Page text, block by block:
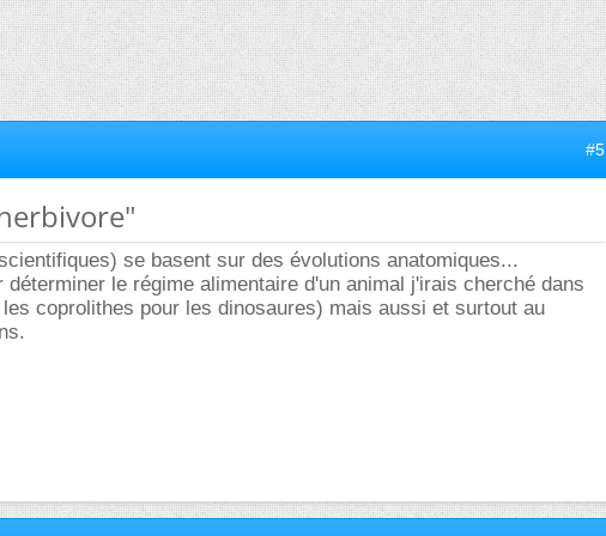
#5
se basent sur des évolutions anatomiques...
déterminer le régime alimentaire d'un animal j'irais cherché dans
coprolithes pour les dinosaures) mais aussi et surtout au